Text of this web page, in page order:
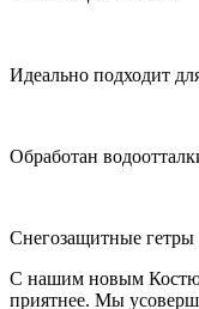
Идеально подходит
Обработан
Снегозащитные гетры
С нашим новым
приятнее. Мы